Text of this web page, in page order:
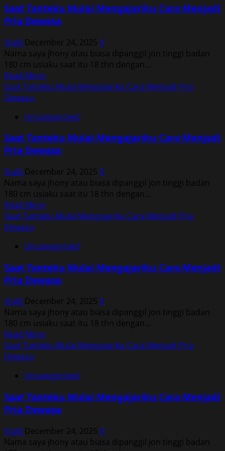
Mengajariku
Cara
Pria
Dewasa
Saat Tanteku Mulai Mengajariku Cara Menjadi
Pria Dewasa
5ta0j December 24, 2025 0
Nama saya jhony atau biasa dipanggil jon tinggi badan
180 cm usiaku saat itu 18 thn dengan...
Read MoreRead
more
Tanteku
Mengajariku
Cara
Pria
Dewasa
Saat Tanteku Mulai Mengajariku Cara Menjadi Pria
Dewasa
Uncategorized
Saat Tanteku Mulai Mengajariku Cara Menjadi
Pria Dewasa
5ta0j December 24, 2025 0
Nama saya jhony atau biasa dipanggil jon tinggi badan
180 cm usiaku saat itu 18 thn dengan...
Read MoreRead
more
Tanteku
Mengajariku
Cara
Pria
Dewasa
Saat Tanteku Mulai Mengajariku Cara Menjadi Pria
Dewasa
Uncategorized
Saat Tanteku Mulai Mengajariku Cara Menjadi
Pria Dewasa
5ta0j December 24, 2025 0
Nama saya jhony atau biasa dipanggil jon tinggi badan
180 cm usiaku saat itu 18 thn dengan...
Read MoreRead
more
Tanteku
Mengajariku
Cara
Pria
Dewasa
Saat Tanteku Mulai Mengajariku Cara Menjadi Pria
Dewasa
Uncategorized
Saat Tanteku Mulai Mengajariku Cara Menjadi
Pria Dewasa
5ta0j December 24, 2025 0
Nama saya jhony atau biasa dipanggil jon tinggi badan